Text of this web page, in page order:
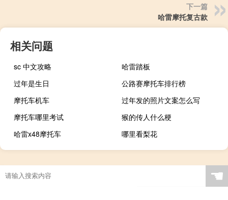
下一篇
哈雷摩托复古款
相关问题
sc 中文攻略
哈雷踏板
过年是生日
公路赛摩托车排行榜
摩托车机车
过年发的照片文案怎么写
摩托车哪里考试
猴的传人什么梗
哈雷x48摩托车
哪里看梨花
☚